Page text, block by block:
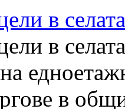
в
в
в